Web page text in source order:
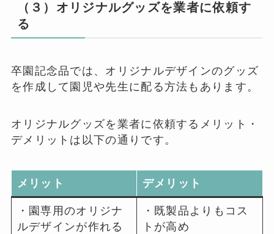
（３）オリジナルグッズを業者に依頼す
る
卒園記念品では、オリジナルデザインのグッズ
を作成して園児や先生に配る方法もあります。
オリジナルグッズを業者に依頼するメリット・
デメリットは以下の通りです。
メリット デメリット
・園専用のオリジナ
ルデザインが作れる
・既製品よりもコス
トが高め